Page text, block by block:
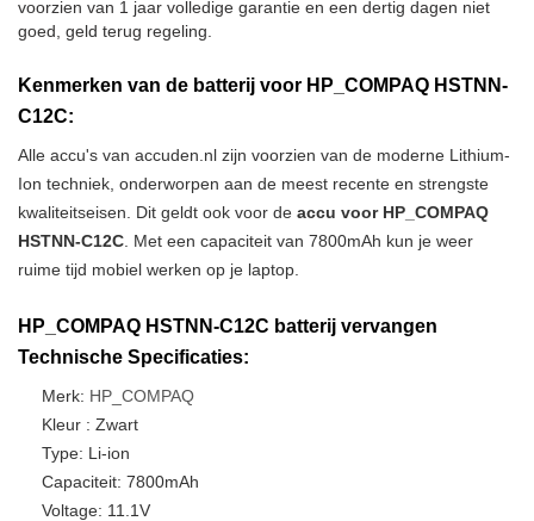
voorzien van 1 jaar volledige garantie en een dertig dagen niet
goed, geld terug regeling.
Kenmerken van de batterij voor HP_COMPAQ HSTNN-
C12C:
Alle accu's van accuden.nl zijn voorzien van de moderne Lithium-
Ion techniek, onderworpen aan de meest recente en strengste
kwaliteitseisen. Dit geldt ook voor de accu voor HP_COMPAQ
HSTNN-C12C . Met een capaciteit van 7800mAh kun je weer
ruime tijd mobiel werken op je laptop.
HP_COMPAQ HSTNN-C12C batterij vervangen
Technische Specificaties:
Merk: HP_COMPAQ
Kleur : Zwart
Type: Li-ion
Capaciteit: 7800mAh
Voltage: 11.1V